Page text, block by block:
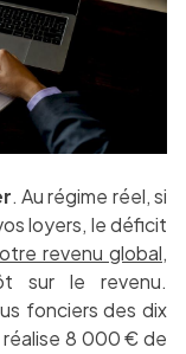
. Au régime réel, si
loyers, le déficit
revenu global,
sur le revenu.
fonciers des dix
réalise 8 000 € de